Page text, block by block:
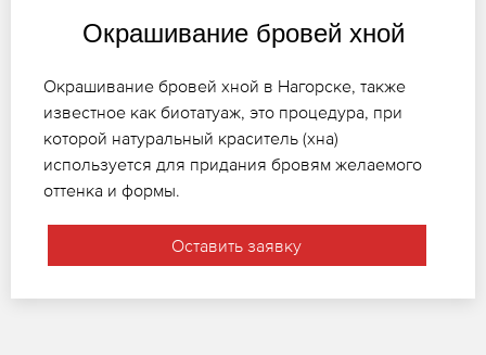
Окрашивание бровей хной
Окрашивание бровей хной в Нагорске, также
известное как биотатуаж, это процедура, при
которой натуральный краситель (хна)
используется для придания бровям желаемого
оттенка и формы.
Оставить заявку